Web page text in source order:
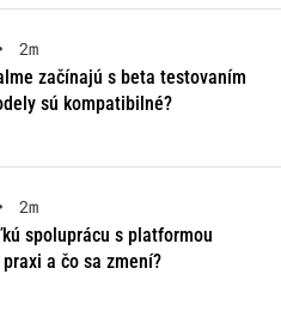
2m
začínajú s beta testovaním
sú kompatibilné?
2m
spoluprácu s platformou
a čo sa zmení?